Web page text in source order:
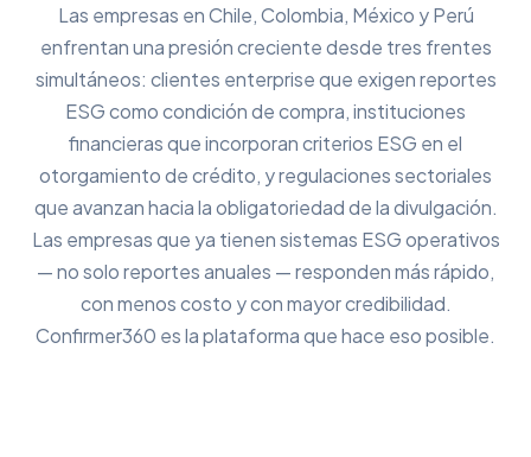
Las empresas en Chile, Colombia, México y Perú
enfrentan una presión creciente desde tres frentes
simultáneos: clientes enterprise que exigen reportes
ESG como condición de compra, instituciones
financieras que incorporan criterios ESG en el
otorgamiento de crédito, y regulaciones sectoriales
que avanzan hacia la obligatoriedad de la divulgación.
Las empresas que ya tienen sistemas ESG operativos
— no solo reportes anuales — responden más rápido,
con menos costo y con mayor credibilidad.
Confirmer360 es la plataforma que hace eso posible.